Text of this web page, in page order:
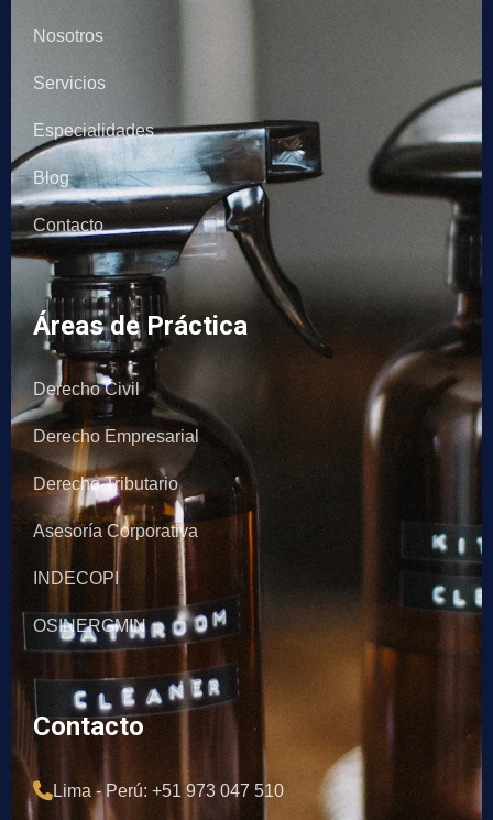
Nosotros
Servicios
Especialidades
Blog
Contacto
Áreas de Práctica
Derecho Civil
Derecho Empresarial
Derecho Tributario
Asesoría Corporativa
INDECOPI
OSINERGMIN
Contacto
Lima - Perú: +51 973 047 510